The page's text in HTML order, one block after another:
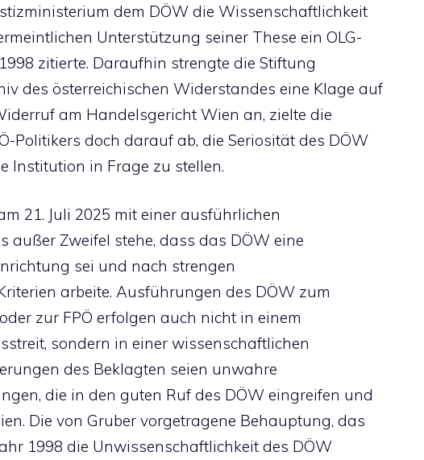
dem DÖW die Wissenschaftlichkeit
Unterstützung seiner These ein OLG-
zitierte. Daraufhin strengte die Stiftung
des österreichischen Widerstandes eine Klage auf
am Handelsgericht Wien an, zielte die
Politikers doch darauf ab, die Seriosität des DÖW
Institution in Frage zu stellen.
21. Juli 2025 mit einer ausführlichen
außer Zweifel stehe, dass das DÖW eine
sei und nach strengen
arbeite. Ausführungen des DÖW zum
zur FPÖ erfolgen auch nicht in einem
sondern in einer wissenschaftlichen
des Beklagten seien unwahre
die in den guten Ruf des DÖW eingreifen und
Die von Gruber vorgetragene Behauptung, das
1998 die Unwissenschaftlichkeit des DÖW